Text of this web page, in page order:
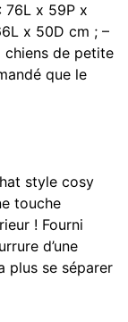
76L x 59P x
x 50D cm ; –
chiens de petite
que le
style cosy
touche
! Fourni
d’une
plus se séparer